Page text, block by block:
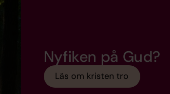
Nyfiken på Gud?
Läs om kristen tro